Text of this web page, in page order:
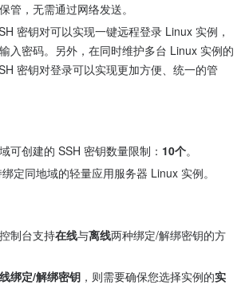
管，无需通过网络发送。
密钥对可以实现一键远程登录 Linux 实例，
入密码。另外，在同时维护多台 Linux 实例的
密钥对登录可以实现更加方便、统一的管
可创建的 SSH 密钥数量限制： 10个。
定同地域的轻量应用服务器 Linux 实例。
制台支持在线与离线两种绑定/解绑密钥的方
绑定/解绑密钥 ，则需要确保您选择实例的实